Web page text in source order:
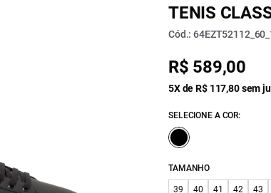
TENIS
Cód.:
R$ 589,00
5X de R$ 117,80 sem
SELECIONE A COR:
TAMANHO
39 40 41 42 43